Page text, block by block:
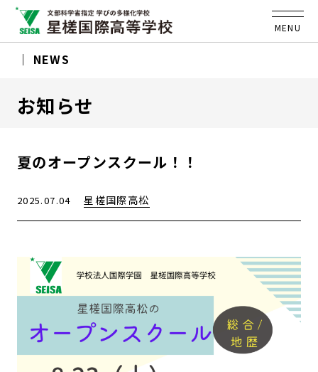
MENU
NEWS
お知らせ
夏のオープンスクール！！
2025.07.04 星槎国際高松